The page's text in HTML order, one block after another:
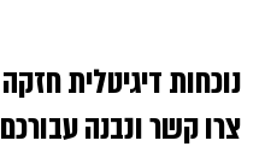
נוכחות דיגיטלית
צרו קשר ונבנה